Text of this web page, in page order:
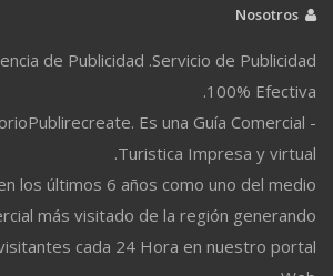
de Publicidad .Servicio de Publicidad
100% Efectiva.
Es una Guía Comercial -
Turistica Impresa y virtual.
los últimos 6 años como uno del medio
más visitado de la región generando
cada 24 Hora en nuestro portal